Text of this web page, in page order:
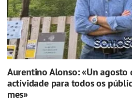
Aurentino Alonso: «Un agosto
actividade para todos os
mes»